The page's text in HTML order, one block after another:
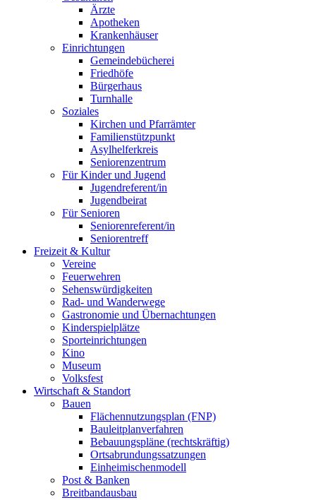
Ärzte
Apotheken
Krankenhäuser
Einrichtungen
Gemeindebücherei
Friedhöfe
Bürgerhaus
Turnhalle
Soziales
Kirchen und Pfarrämter
Familienstützpunkt
Asylhelferkreis
Seniorenzentrum
Für Kinder und Jugend
Jugendreferent/in
Jugendbeirat
Für Senioren
Seniorenreferent/in
Seniorentreff
Freizeit & Kultur
Vereine
Feuerwehren
Sehenswürdigkeiten
Rad- und Wanderwege
Gastronomie und Übernachtungen
Kinderspielplätze
Sporteinrichtungen
Kino
Museum
Volksfest
Wirtschaft & Standort
Bauen
Flächennutzungsplan (FNP)
Bauleitplanverfahren
Bebauungspläne (rechtskräftig)
Ortsabrundungssatzungen
Einheimischenmodell
Post & Banken
Breitbandausbau